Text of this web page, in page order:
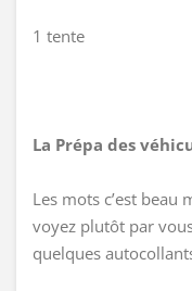
1 tente
La Prépa des
Les mots c’est beau
voyez plutôt par
quelques